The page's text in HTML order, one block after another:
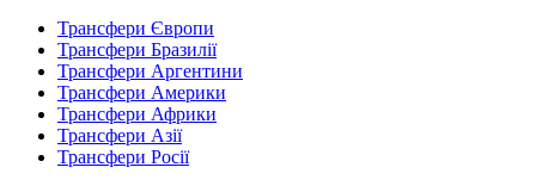
Трансфери Європи
Трансфери Бразилії
Трансфери Аргентини
Трансфери Америки
Трансфери Африки
Трансфери Азії
Трансфери Росії